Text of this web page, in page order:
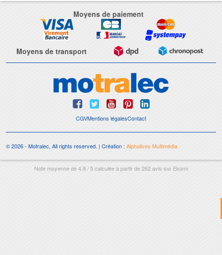
Moyens de paiement
Moyens de transport
CGVMentions légalesContact
© 2026 - Motralec, All rights reserved. | Création : Alphalives Multimédia
Note moyenne de4.9/5calculée à partir de262avis sur Ekomi